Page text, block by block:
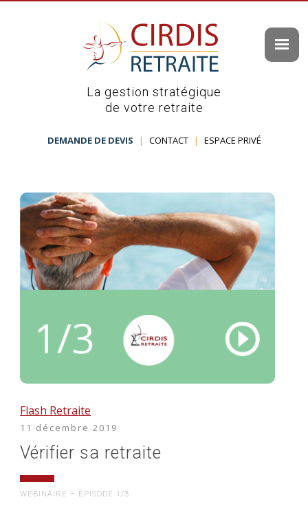
La gestion stratégique
de votre retraite
DEMANDE DE DEVIS | CONTACT | ESPACE PRIVÉ
Flash Retraite
11 décembre 2019
Vérifier sa retraite
WEBINAIRE – ÉPISODE 1/3